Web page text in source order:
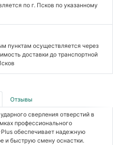
по г. Псков по указанному
пунктам осуществляется через
доставки до транспортной
Отзывы
сверления отверстий в
профессионального
обеспечивает надежную
и быструю смену оснастки.